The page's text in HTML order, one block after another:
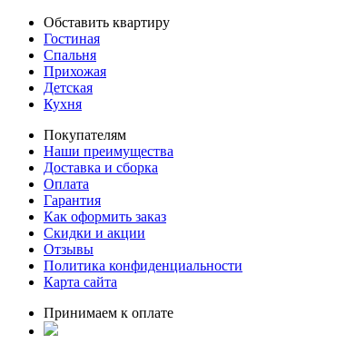
Обставить квартиру
Гостиная
Спальня
Прихожая
Детская
Кухня
Покупателям
Наши преимущества
Доставка и сборка
Оплата
Гарантия
Как оформить заказ
Скидки и акции
Отзывы
Политика конфиденциальности
Карта сайта
Принимаем к оплате